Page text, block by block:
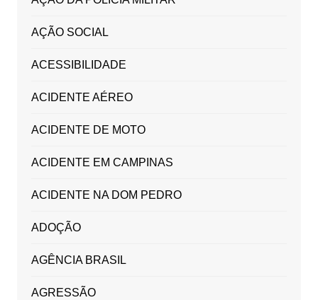
AÇÃO SOCIAL
ACESSIBILIDADE
ACIDENTE AÉREO
ACIDENTE DE MOTO
ACIDENTE EM CAMPINAS
ACIDENTE NA DOM PEDRO
ADOÇÃO
AGÊNCIA BRASIL
AGRESSÃO